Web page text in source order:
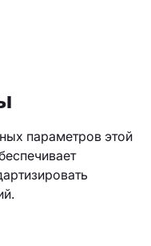
параметров этой